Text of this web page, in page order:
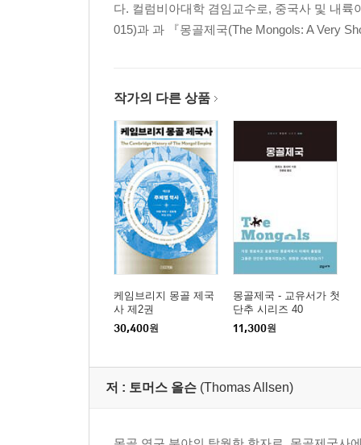
다. 컬럼비아대학 겸임교수로, 중국사 및 내
015)과 과 『몽골제국(The Mongols: A Very
작가의 다른 상품
케임브리지 몽골 제국
사 제2권
30,400원
몽골제국 - 교유서가 첫
단추 시리즈 40
11,300원
저 : 토머스 올슨 (Thomas Allsen)